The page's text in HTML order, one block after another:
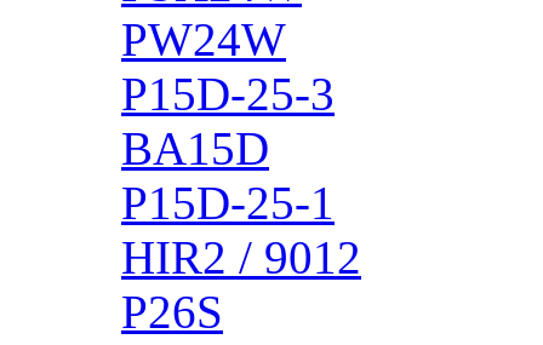
PW24W
P15D-25-3
BA15D
P15D-25-1
HIR2 / 9012
P26S